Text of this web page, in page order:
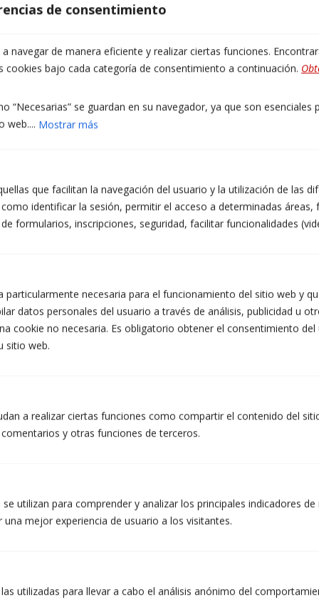
de consentimiento
navegar de manera eficiente y realizar ciertas funciones.
cookies bajo cada categoría de consentimiento a continuación.
“Necesarias” se guardan en su navegador, ya que son esenciales
web.... Mostrar más
que facilitan la navegación del usuario y la utilización de las
identificar la sesión, permitir el acceso a determinadas áreas,
formularios, inscripciones, seguridad, facilitar funcionalidades
particularmente necesaria para el funcionamiento del sitio web y
datos personales del usuario a través de análisis, publicidad u
cookie no necesaria. Es obligatorio obtener el consentimiento
sitio web.
a realizar ciertas funciones como compartir el contenido del
y otras funciones de terceros.
utilizan para comprender y analizar los principales indicadores
mejor experiencia de usuario a los visitantes.
utilizadas para llevar a cabo el análisis anónimo del
Mañana
Tarde
Mensaje (obligatorio)
consentimiento en cualquier momento, así como acceder, rectificar, suprimir sus datos y el
resto de derechos en info@atzera.net. Información adicional: Puede ampliar la
información en el enlace de Aviso Legal.
Acepto recibir información comercial, incluidos medios electrónicos.